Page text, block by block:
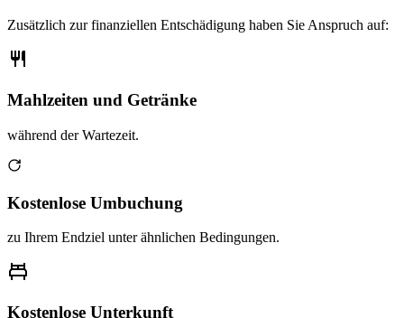
Zusätzlich zur finanziellen Entschädigung haben Sie Anspruch auf:
Mahlzeiten und Getränke
während der Wartezeit.
Kostenlose Umbuchung
zu Ihrem Endziel unter ähnlichen Bedingungen.
Kostenlose Unterkunft